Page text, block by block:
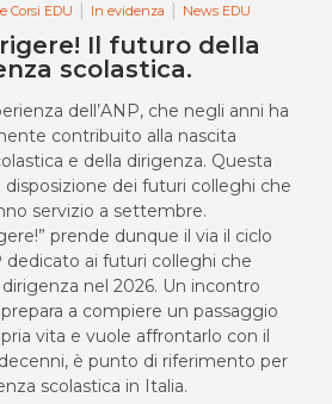
Corsi EDU In evidenza News EDU
Il futuro della
scolastica.
dell’ANP, che negli anni ha
contribuito alla nascita
e della dirigenza. Questa
dei futuri colleghi che
servizio a settembre.
prende dunque il via il ciclo
ai futuri colleghi che
nel 2026. Un incontro
a compiere un passaggio
vita e vuole affrontarlo con il
è punto di riferimento per
scolastica in Italia.